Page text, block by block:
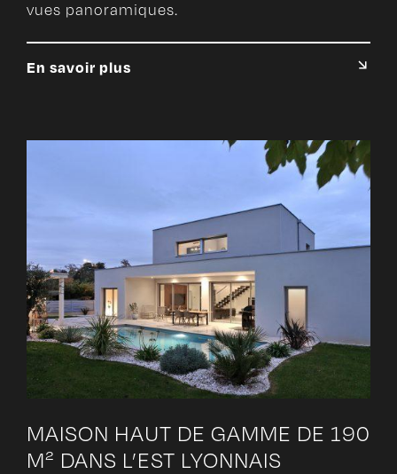
vues panoramiques.
En savoir plus
MAISON HAUT DE GAMME DE 190
M² DANS L’EST LYONNAIS